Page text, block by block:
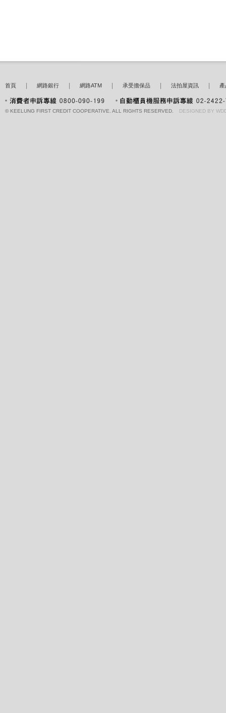
首頁 網路銀行 網路ATM 承受擔保品 法拍屋資訊
© KEELUNG FIRST CREDIT COOPERATIVE. ALL RIGHTS RESERVED. DESIGNED BY